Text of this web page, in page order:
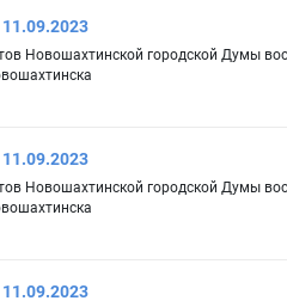
Новошахтинской городской Думы
Новошахтинской городской Думы